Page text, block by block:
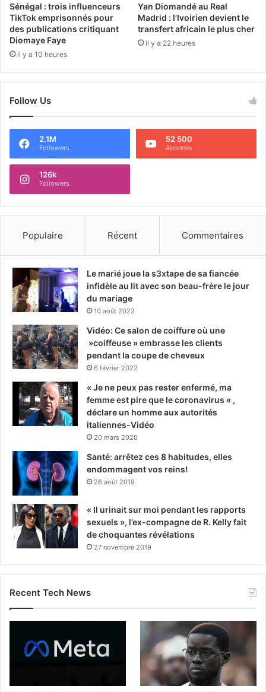
Sénégal : trois influenceurs
TikTok emprisonnés pour
des publications critiquant
Diomaye Faye
il y a 10 heures
Yan Diomandé au Real
Madrid : l’Ivoirien devient le
transfert africain le plus cher
il y a 22 heures
Follow Us
2.1M
Followers
52 500
Abonnés
126k
Followers
Populaire Récent Commentaires
Le marié joue la s3xtape de sa fiancée
infidèle au lit avec son beau-frère le jour
du mariage
10 août 2022
Vidéo: Ce salon de coiffure où une
»coiffeuse » embrasse les clients
pendant la coupe de cheveux
6 février 2022
« Je ne peux pas rester enfermé, ma
femme est pire que le coronavirus « ,
déclare un homme aux autorités
italiennes-Vidéo
20 mars 2020
Santé: arrêtez ces 8 habitudes, elles
endommagent vos reins!
26 août 2019
« Il urinait sur moi pendant les rapports
sexuels », l’ex-compagne de R. Kelly fait
de choquantes révélations
27 novembre 2019
Recent Tech News